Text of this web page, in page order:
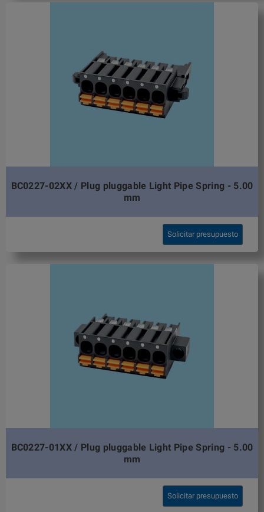
BC0227-02XX / Plug pluggable Light Pipe Spring - 5.00
mm
Solicitar presupuesto
BC0227-01XX / Plug pluggable Light Pipe Spring - 5.00
mm
Solicitar presupuesto